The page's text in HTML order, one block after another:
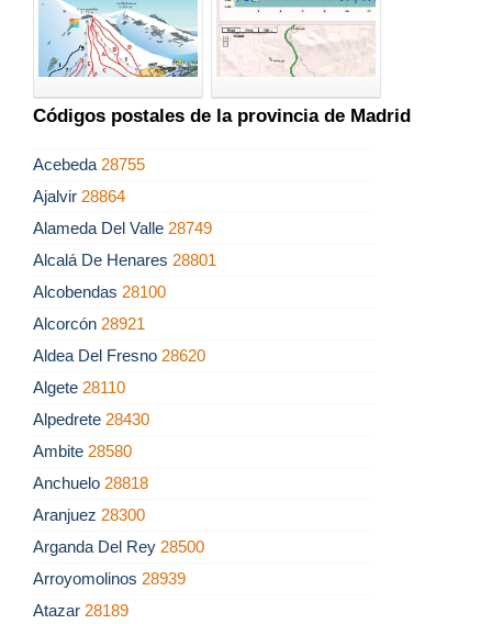
Códigos postales de la provincia de Madrid
Acebeda 28755
Ajalvir 28864
Alameda Del Valle 28749
Alcalá De Henares 28801
Alcobendas 28100
Alcorcón 28921
Aldea Del Fresno 28620
Algete 28110
Alpedrete 28430
Ambite 28580
Anchuelo 28818
Aranjuez 28300
Arganda Del Rey 28500
Arroyomolinos 28939
Atazar 28189